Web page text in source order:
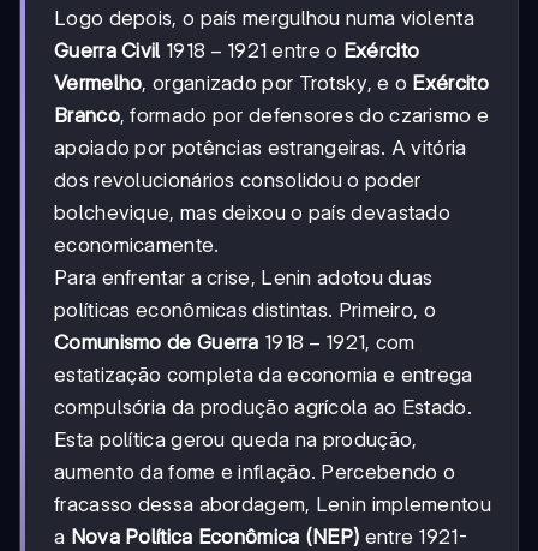
Logo depois, o país mergulhou numa violenta
Guerra Civil 1918-
1921
1918 − 1921 entre o Exército
Vermelho, organizado por Trotsky, e o Exército
Branco, formado por defensores do czarismo e
apoiado por potências estrangeiras. A vitória
dos revolucionários consolidou o poder
bolchevique, mas deixou o país devastado
economicamente.
Para enfrentar a crise, Lenin adotou duas
políticas econômicas distintas. Primeiro, o
Comunismo de Guerra 1918-
1921
1918 − 1921, com
estatização completa da economia e entrega
compulsória da produção agrícola ao Estado.
Esta política gerou queda na produção,
aumento da fome e inflação. Percebendo o
fracasso dessa abordagem, Lenin implementou
a Nova Política Econômica (NEP) entre 1921-